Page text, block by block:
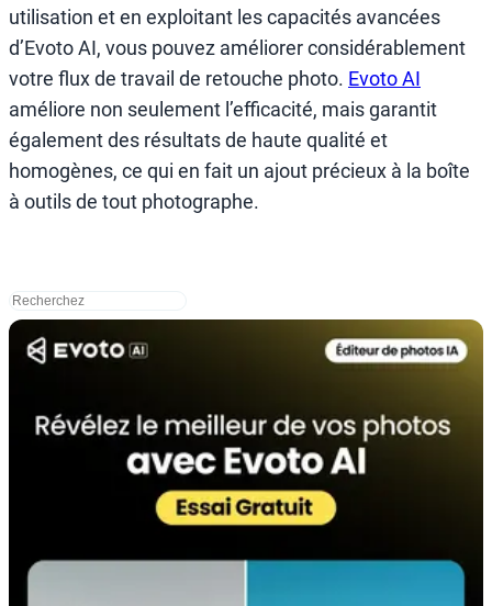
utilisation et en exploitant les capacités avancées
d’Evoto AI, vous pouvez améliorer considérablement
votre flux de travail de retouche photo. Evoto AI
améliore non seulement l’efficacité, mais garantit
également des résultats de haute qualité et
homogènes, ce qui en fait un ajout précieux à la boîte
à outils de tout photographe.
搜
索